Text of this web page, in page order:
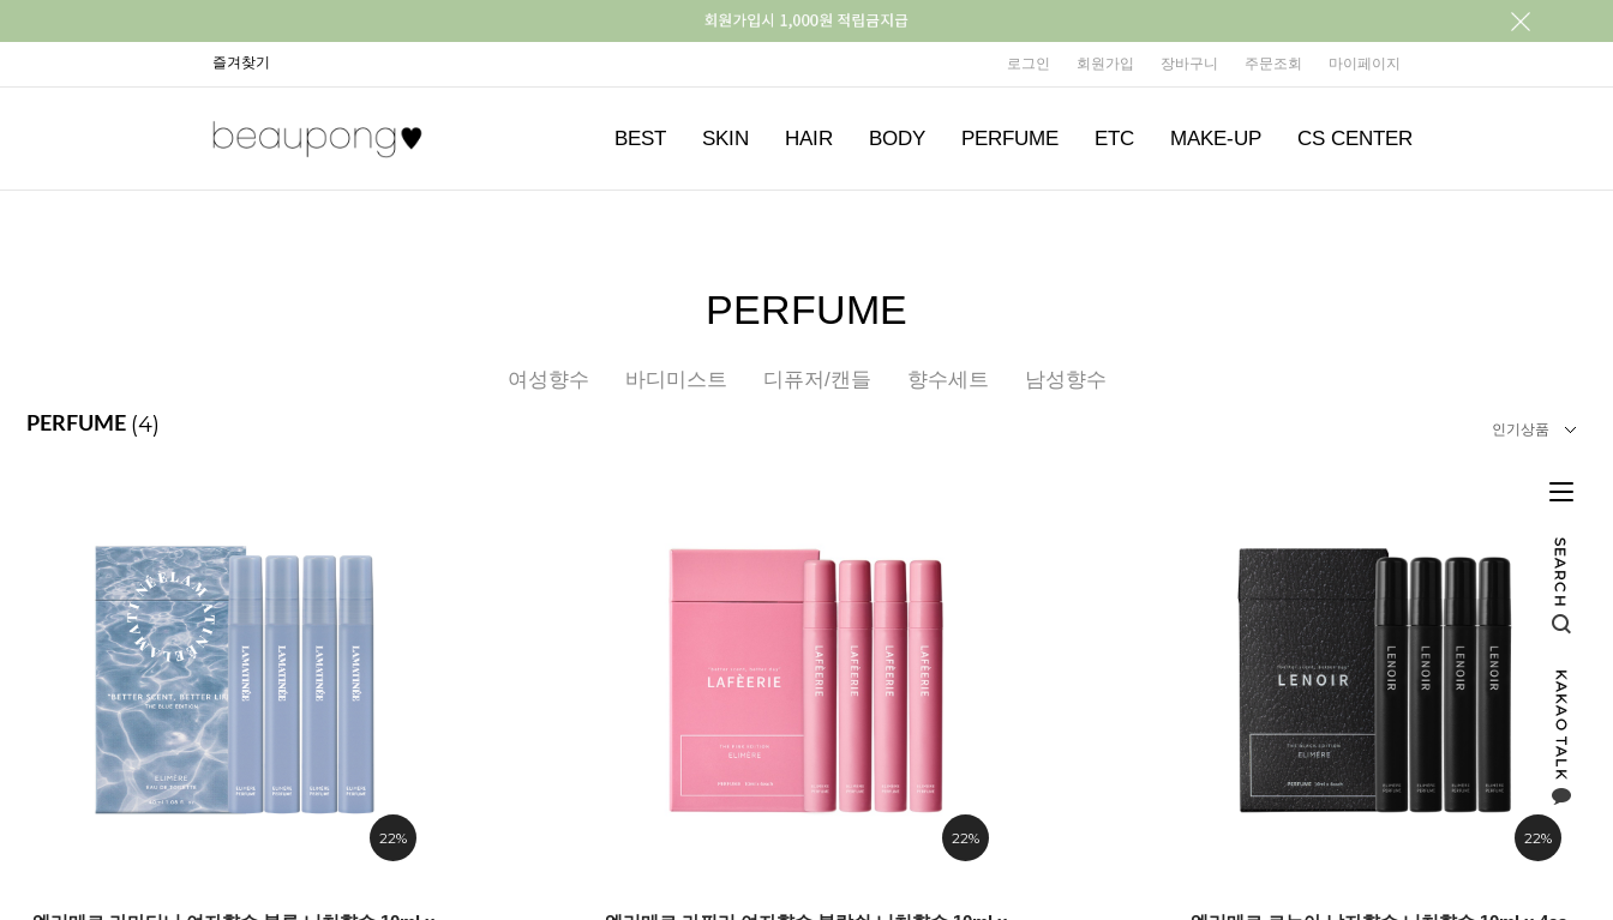
즐겨찾기 로그인 회원가입 장바구니 주문조회 마이페이지
BEST SKIN HAIR BODY PERFUME ETC MAKE-UP CS CENTER
PERFUME
여성향수 바디미스트 디퓨저/캔들 향수세트 남성향수
PERFUME (4)
22% 22% 22%